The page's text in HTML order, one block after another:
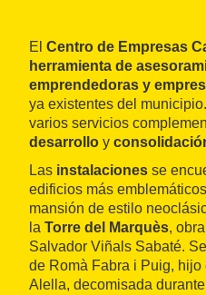
El Centro de Empresas
herramienta de
emprendedoras y
ya existentes del
varios servicios
desarrollo y
Las instalaciones se
edificios más
mansión de estilo
la Torre del Marquès,
Salvador Viñals Sabaté.
de Romà Fabra i Puig,
Alella, decomisada